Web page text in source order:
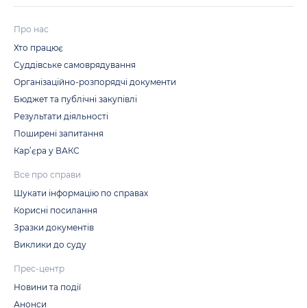
Про нас
Хто працює
Суддівське самоврядування
Організаційно-розпорядчі документи
Бюджет та публічні закупівлі
Результати діяльності
Поширені запитання
Кар’єра у ВАКС
Все про справи
Шукати інформацію по справах
Корисні посилання
Зразки документів
Виклики до суду
Прес-центр
Новини та події
Анонси